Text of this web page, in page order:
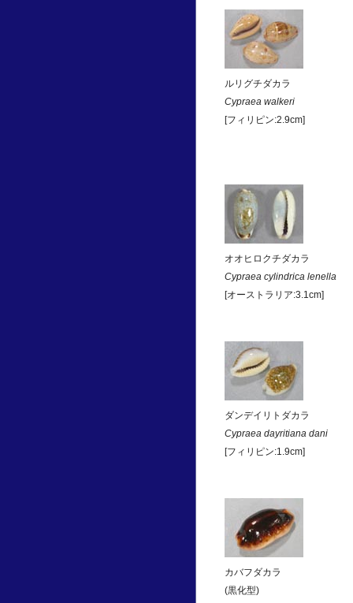
ルリグチダカラ
Cypraea walkeri
[フィリピン:2.9cm]
オオヒロクチダカラ
Cypraea cylindrica lenella
[オーストラリア:3.1cm]
ダンデイリトダカラ
Cypraea dayritiana dani
[フィリピン:1.9cm]
カバフダカラ
(黒化型)